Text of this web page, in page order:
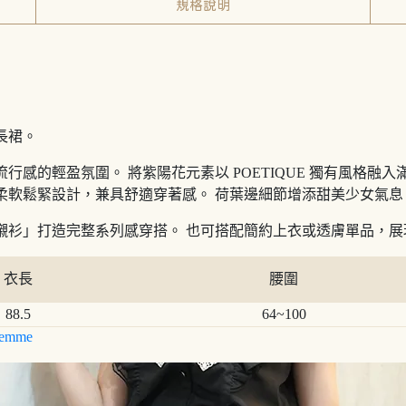
規格說明
裙。
感的輕盈氛圍。 將紫陽花元素以 POETIQUE 獨有風格融
鬆緊設計，兼具舒適穿著感。 荷葉邊細節增添甜美少女氣息
」打造完整系列感穿搭。 也可搭配簡約上衣或透膚單品，
衣長 腰圍
88.5
64~100